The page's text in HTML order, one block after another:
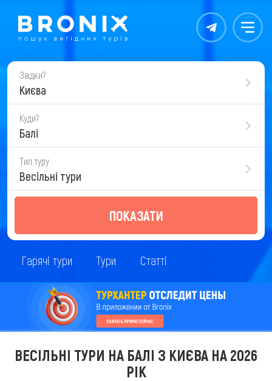
Контакты Меню
Звідки?
Києва
Куди?
Балі
Тип туру
Весільні тури
ПОКАЗАТИ
Гарячі тури Тури Статті
ВЕСІЛЬНІ ТУРИ НА БАЛІ З КИЄВА НА 2026
РІК